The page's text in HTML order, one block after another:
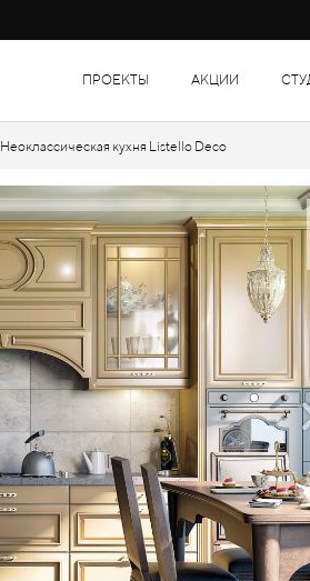
ПРОЕКТЫ АКЦИИ
Неоклассическая кухня Listello Deco